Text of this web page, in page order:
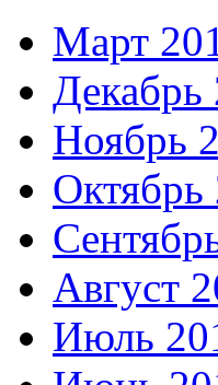
Март
Декабрь
Ноябрь
Октябрь
Август
Июль